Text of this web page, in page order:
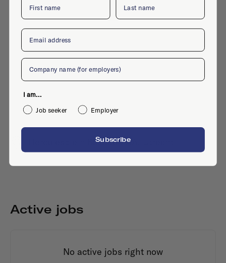
Herculesplein 80, 3584 AA, Utrecht
Active jobs
No active jobs right now
Email
Company
I am...
Job seeker
Employer
Subscribe